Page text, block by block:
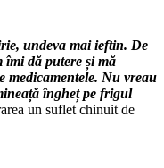
undeva mai ieftin. De
dă putere și mă
medicamentele. Nu vreau
îngheț pe frigul
un suflet chinuit de